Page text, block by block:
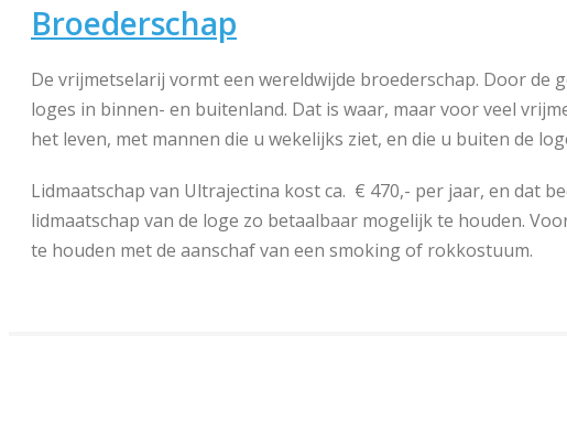
Broederschap
De vrijmetselarij vormt een wereldwijde broederschap. Door de
loges in binnen- en buitenland. Dat is waar, maar voor veel
het leven, met mannen die u wekelijks ziet, en die u buiten de
Lidmaatschap van Ultrajectina kost ca. € 470,- per jaar, en dat
lidmaatschap van de loge zo betaalbaar mogelijk te houden.
te houden met de aanschaf van een smoking of rokkostuum.